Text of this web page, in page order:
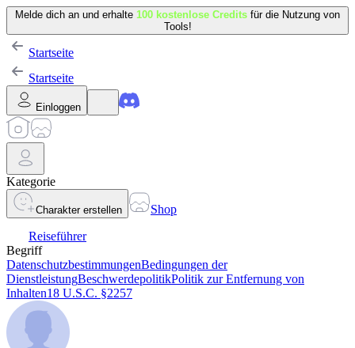
Melde dich an und erhalte 100 kostenlose Credits für die Nutzung von
Tools!
Startseite
Startseite
Einloggen
Kategorie
Charakter erstellen
Shop
Reiseführer
Begriff
DatenschutzbestimmungenBedingungen der
DienstleistungBeschwerdepolitikPolitik zur Entfernung von
Inhalten18 U.S.C. §2257